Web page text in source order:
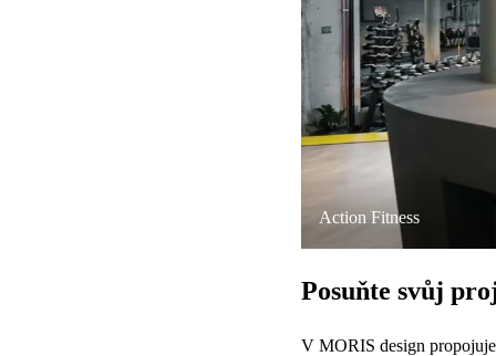
Action Fitness
Posuňte svůj
V MORIS design